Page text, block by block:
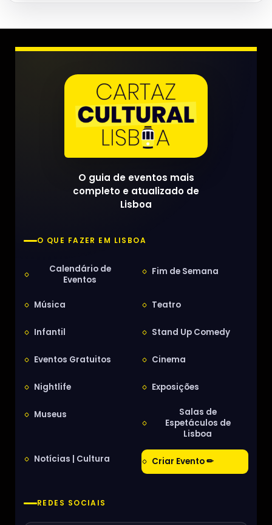
O guia de eventos mais
completo e atualizado de
Lisboa
O QUE FAZER EM LISBOA
Calendário de
Eventos
Fim de Semana
Música Teatro
Infantil Stand Up Comedy
Eventos Gratuitos Cinema
Nightlife Exposições
Museus
Salas de
Espetáculos de
Lisboa
Notícias | Cultura Criar Evento ✏
REDES SOCIAIS